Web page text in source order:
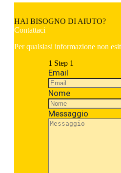
HAI BISOGNO DI AIUTO?
Contattaci
Per qualsiasi informazione non
1 Step 1
Email
Nome
Messaggio